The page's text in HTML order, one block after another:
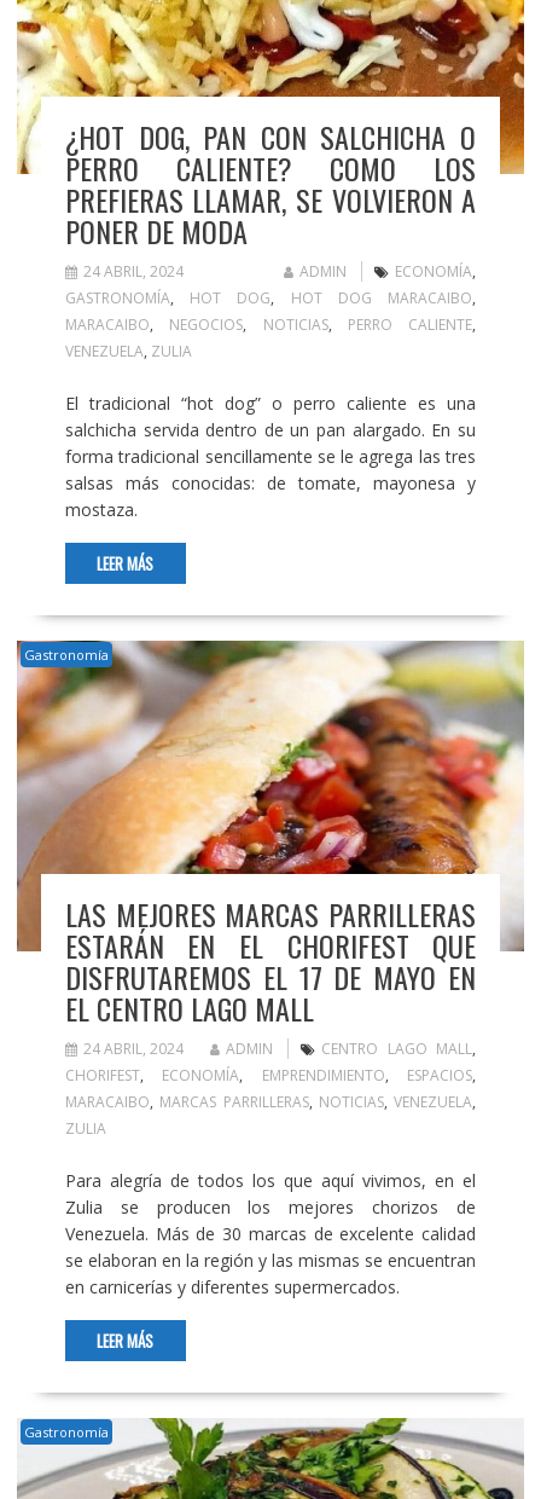
¿HOT DOG, PAN CON SALCHICHA O
PERRO CALIENTE? COMO LOS
PREFIERAS LLAMAR, SE VOLVIERON A
PONER DE MODA
24 ABRIL, 2024 ADMIN ECONOMÍA,
GASTRONOMÍA, HOT DOG, HOT DOG MARACAIBO,
MARACAIBO, NEGOCIOS, NOTICIAS, PERRO CALIENTE,
VENEZUELA, ZULIA
El tradicional “hot dog” o perro caliente es una
salchicha servida dentro de un pan alargado. En su
forma tradicional sencillamente se le agrega las tres
salsas más conocidas: de tomate, mayonesa y
mostaza.
LEER MÁS
Gastronomía
LAS MEJORES MARCAS PARRILLERAS
ESTARÁN EN EL CHORIFEST QUE
DISFRUTAREMOS EL 17 DE MAYO EN
EL CENTRO LAGO MALL
24 ABRIL, 2024 ADMIN CENTRO LAGO MALL,
CHORIFEST, ECONOMÍA, EMPRENDIMIENTO, ESPACIOS,
MARACAIBO, MARCAS PARRILLERAS, NOTICIAS,VENEZUELA,
ZULIA
Para alegría de todos los que aquí vivimos, en el
Zulia se producen los mejores chorizos de
Venezuela. Más de 30 marcas de excelente calidad
se elaboran en la región y las mismas se encuentran
en carnicerías y diferentes supermercados.
LEER MÁS
Gastronomía